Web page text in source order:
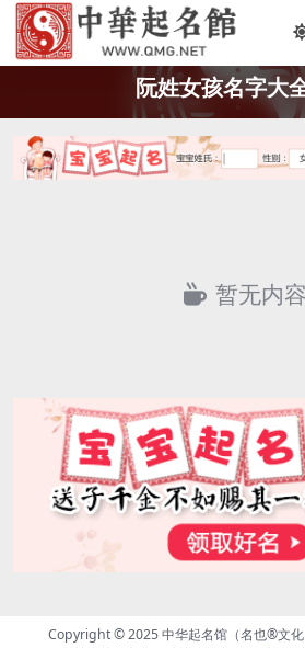
阮姓女孩名字大
暂无内容
Copyright © 2025中华起名馆（名也®文化